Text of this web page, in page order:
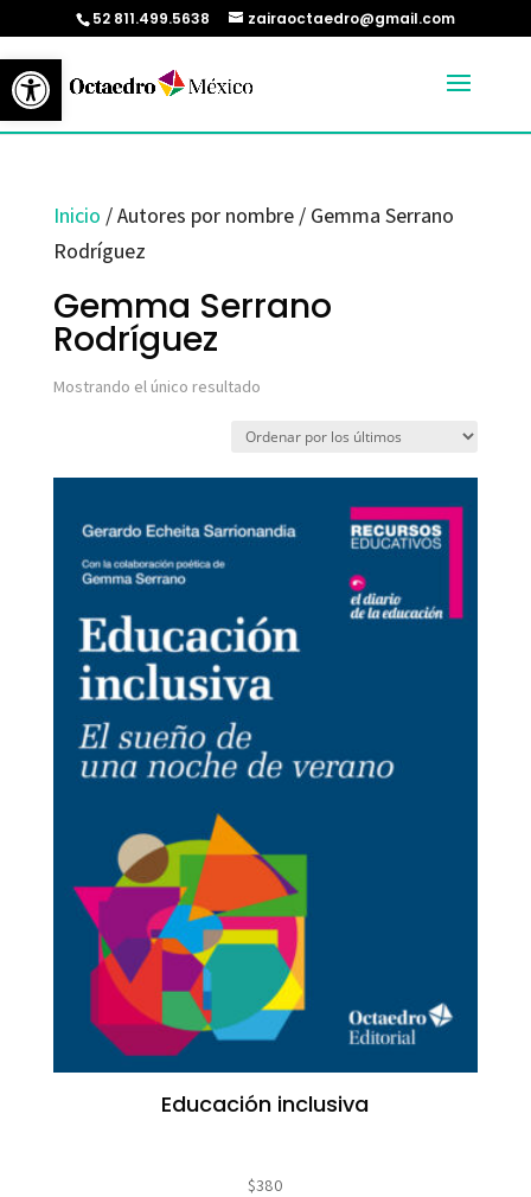
Abrir barra de herramientas
52 811.499.5638 zairaoctaedro@gmail.com
Inicio / Autores por nombre / Gemma Serrano
Rodríguez
Gemma Serrano
Rodríguez
Mostrando el único resultado
Educación inclusiva
$380